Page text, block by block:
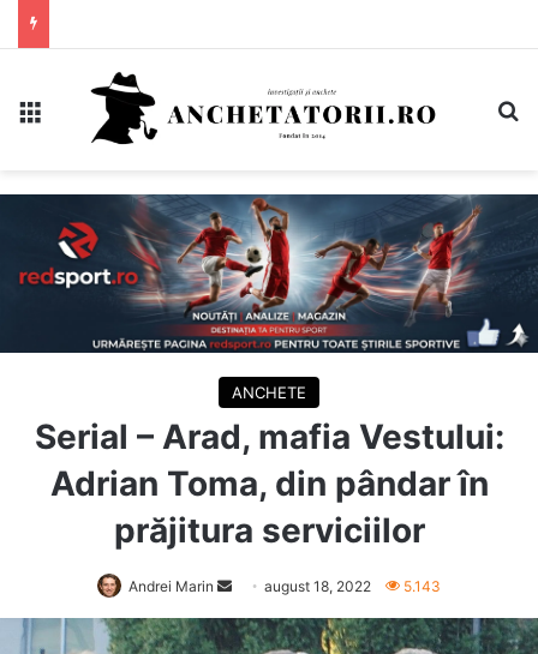
ANCHETE
Serial – Arad, mafia Vestului:
Adrian Toma, din pândar în
prăjitura serviciilor
Andrei Marin
Send
an
email
august 18, 2022 5.143